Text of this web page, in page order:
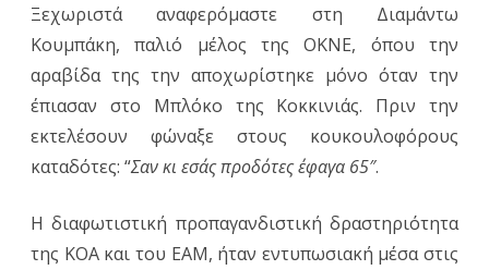
Ξεχωριστά αναφερόμαστε στη Διαμάντω
Κουμπάκη, παλιό μέλος της ΟΚΝΕ, όπου την
αραβίδα της την αποχωρίστηκε μόνο όταν την
έπιασαν στο Μπλόκο της Κοκκινιάς. Πριν την
εκτελέσουν φώναξε στους κουκουλοφόρους
καταδότες: “Σαν κι εσάς προδότες έφαγα 65″.
Η διαφωτιστική προπαγανδιστική δραστηριότητα
της ΚΟΑ και του ΕΑΜ, ήταν εντυπωσιακή μέσα στις